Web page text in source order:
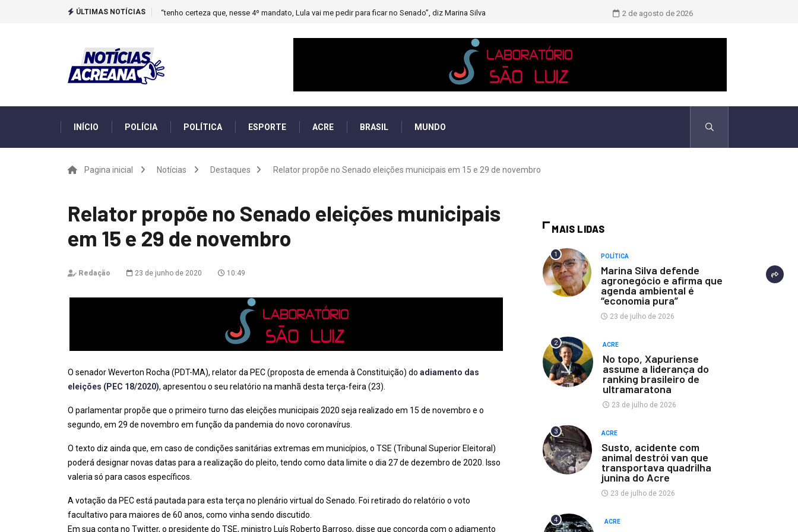
ÚLTIMAS NOTÍCIAS “tenho certeza que, nesse 4º mandato, Lula vai me pedir para ficar no Senado”, diz Marina Silva Novo boletim indica El Niño ‘muito
2 de agosto de 2026
INÍCIO POLÍCIA POLÍTICA ESPORTE ACRE BRASIL MUNDO
Pagina inicial Notícias Destaques Relator propõe no Senado eleições municipais em 15 e 29 de novembro
Relator propõe no Senado eleições municipais
em 15 e 29 de novembro
Redação 23 de junho de 2020 10:49
O senador Weverton Rocha (PDT-MA), relator da PEC (proposta de emenda à Constituição) do adiamento das
eleições (PEC 18/2020), apresentou o seu relatório na manhã desta terça-feira (23).
O parlamentar propõe que o primeiro turno das eleições municipais 2020 seja realizado em 15 de novembro e o
segundo, em 29 de novembro em função da pandemia do novo coronavírus.
O texto diz ainda que, em caso de condições sanitárias extremas em municípios, o TSE (Tribunal Superior Eleitoral)
poderá designar novas datas para a realização do pleito, tendo como data limite o dia 27 de dezembro de 2020. Isso
valeria só para casos específicos.
A votação da PEC está pautada para esta terça no plenário virtual do Senado. Foi retirado do relatório o voto
facultativo para maiores de 60 anos, como vinha sendo discutido.
Em sua conta no Twitter, o presidente do TSE, ministro Luís Roberto Barroso, disse que concorda com o adiamento
MAIS LIDAS
1 POLÍTICA
Marina Silva defende
agronegócio e afirma que
agenda ambiental é
“economia pura”
23 de julho de 2026
2 ACRE
No topo, Xapuriense
assume a liderança do
ranking brasileiro de
ultramaratona
23 de julho de 2026
3 ACRE
Susto, acidente com
animal destrói van que
transportava quadrilha
junina do Acre
23 de julho de 2026
4 ACRE